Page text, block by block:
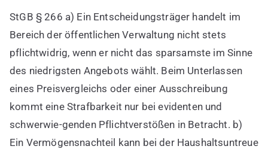
StGB § 266 a) Ein Entscheidungsträger handelt im
Bereich der öffentlichen Verwaltung nicht stets
pflichtwidrig, wenn er nicht das sparsamste im Sinne
des niedrigsten Angebots wählt. Beim Unterlassen
eines Preisvergleichs oder einer Ausschreibung
kommt eine Strafbarkeit nur bei evidenten und
schwerwie-genden Pflichtverstößen in Betracht. b)
Ein Vermögensnachteil kann bei der Haushaltsuntreue